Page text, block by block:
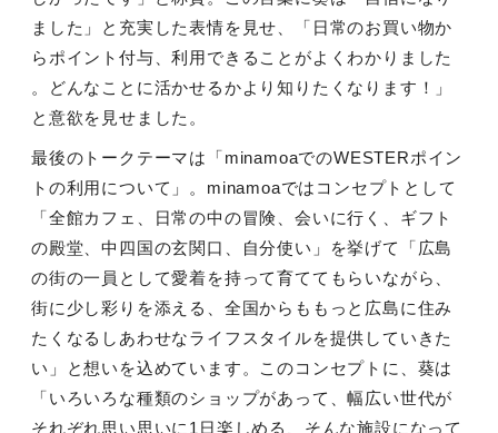
ました」と充実した表情を見せ、「日常のお買い物か
らポイント付与、利用できることがよくわかりました
。どんなことに活かせるかより知りたくなります！」
と意欲を見せました。
最後のトークテーマは「minamoaでのWESTERポイン
トの利用について」。minamoaではコンセプトとして
「全館カフェ、日常の中の冒険、会いに行く、ギフト
の殿堂、中四国の玄関口、自分使い」を挙げて「広島
の街の一員として愛着を持って育ててもらいながら、
街に少し彩りを添える、全国からももっと広島に住み
たくなるしあわせなライフスタイルを提供していきた
い」と想いを込めています。このコンセプトに、葵は
「いろいろな種類のショップがあって、幅広い世代が
それぞれ思い思いに1日楽しめる、そんな施設になって